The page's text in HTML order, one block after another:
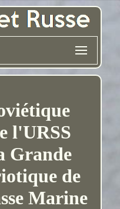
l'URSS
Grande
de
Marine